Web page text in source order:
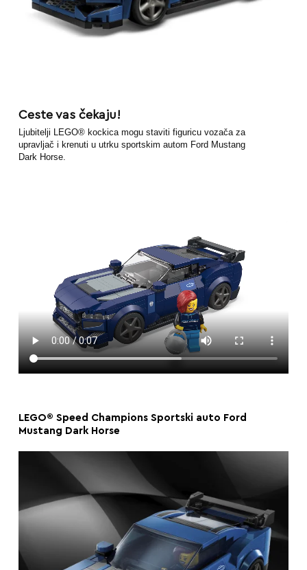
Ceste vas čekaju!
Ljubitelji LEGO® kockica mogu staviti figuricu vozača za
upravljač i krenuti u utrku sportskim autom Ford Mustang
Dark Horse.
LEGO® Speed Champions Sportski auto Ford
Mustang Dark Horse